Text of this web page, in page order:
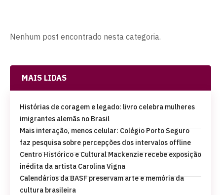
Nenhum post encontrado nesta categoria.
MAIS LIDAS
Histórias de coragem e legado: livro celebra mulheres
imigrantes alemãs no Brasil
Mais interação, menos celular: Colégio Porto Seguro
faz pesquisa sobre percepções dos intervalos offline
Centro Histórico e Cultural Mackenzie recebe exposição
inédita da artista Carolina Vigna
Calendários da BASF preservam arte e memória da
cultura brasileira